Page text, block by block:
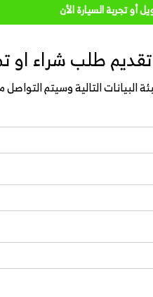
أو تجربة السيارة الأن
طلب شراء او
البيانات التالية وسيتم